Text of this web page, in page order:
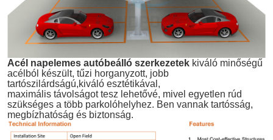
Acél napelemes autóbeálló szerkezetek kiváló minőségű
acélból készült, tűzi horganyzott, jobb
tartószilárdságú,kiváló esztétikával,
maximális távolságot tesz lehetővé, mivel egyetlen rúd
szükséges a több parkolóhelyhez. Ben vannak tartósság,
megbízhatóság és biztonság.